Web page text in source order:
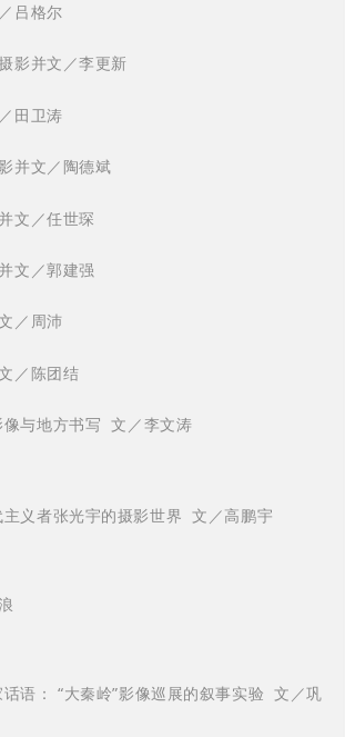
吕格尔
影并文／李更新
田卫涛
并文／陶德斌
文／任世琛
文／郭建强
／周沛
／陈团结
像与地方书写 文／李文涛
主义者张光宇的摄影世界 文／高鹏宇
话语： “大秦岭”影像巡展的叙事实验 文／巩